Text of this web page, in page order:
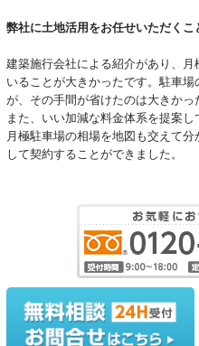
弊社に土地活用をお任せいただくこ
建築施行会社による紹介があり、
いることが大きかったです。駐車
が、その手間が省けたのは大きかっ
また、いい加減な料金体系を提案
月極駐車場の相場を地図も交えて
して契約することができました。